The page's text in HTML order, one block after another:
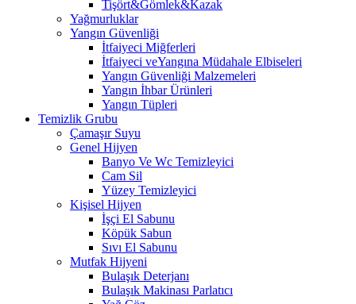
Tişört&Gömlek&Kazak
Yağmurluklar
Yangın Güvenliği
İtfaiyeci Miğferleri
İtfaiyeci veYangına Müdahale Elbiseleri
Yangın Güvenliği Malzemeleri
Yangın İhbar Ürünleri
Yangın Tüpleri
Temizlik Grubu
Çamaşır Suyu
Genel Hijyen
Banyo Ve Wc Temizleyici
Cam Sil
Yüzey Temizleyici
Kişisel Hijyen
İşçi El Sabunu
Köpük Sabun
Sıvı El Sabunu
Mutfak Hijyeni
Bulaşık Deterjanı
Bulaşık Makinası Parlatıcı